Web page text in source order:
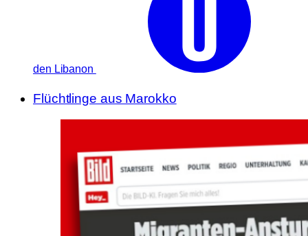
den Libanon
Flüchtlinge aus Marokko